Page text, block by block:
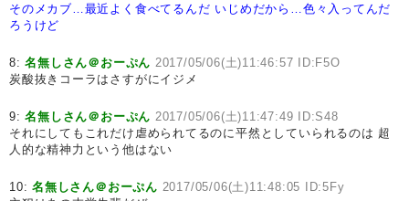
そのメカブ…最近よく食べてるんだ いじめだから…色々入ってんだ
ろうけど
8:名無しさん＠おーぷん 2017/05/06(土)11:46:57 ID:F5O
炭酸抜きコーラはさすがにイジメ
9:名無しさん＠おーぷん 2017/05/06(土)11:47:49 ID:S48
それにしてもこれだけ虐められてるのに平然としていられるのは 超
人的な精神力という他はない
10:名無しさん＠おーぷん 2017/05/06(土)11:48:05 ID:5Fy